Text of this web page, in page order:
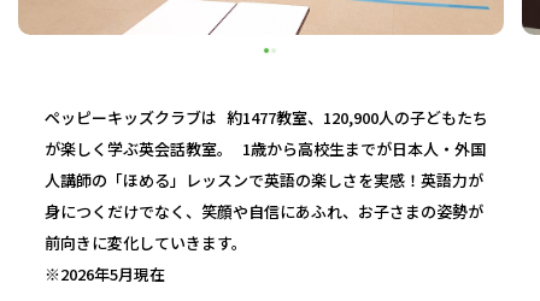
ペッピーキッズクラブは 約1477教室、120,900人の子どもたち
が楽しく学ぶ英会話教室。 1歳から高校生までが日本人・外国
人講師の「ほめる」レッスンで英語の楽しさを実感！英語力が
身につくだけでなく、笑顔や自信にあふれ、お子さまの姿勢が
前向きに変化していきます。
※2026年5月現在